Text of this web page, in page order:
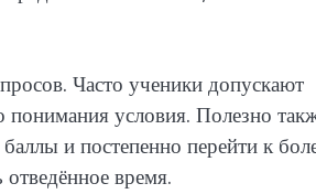
Часто ученики допускают
понимания условия. Полезно
и постепенно перейти к
время.